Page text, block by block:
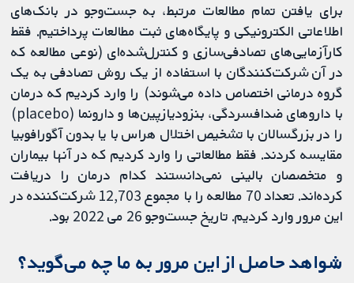
برای یافتن تمام مطالعات مرتبط، به جست‌وجو در بانک‌های
اطلاعاتی الکترونیکی و پایگاه‌های ثبت مطالعات پرداختیم. فقط
کارآزمایی‌های تصادفی‌سازی و کنترل‌شده‌ای (نوعی مطالعه که
در آن شرکت‌کنندگان با استفاده از یک روش تصادفی به یک
گروه درمانی اختصاص داده می‌شوند) را وارد کردیم که درمان
با داروهای ضدافسردگی، بنزودیازپین‌ها و دارونما (placebo)
را در بزرگسالان با تشخیص اختلال هراس با یا بدون آگورافوبیا
مقایسه کردند. فقط مطالعاتی را وارد کردیم که در آنها بیماران
و متخصصان بالینی نمی‌دانستند کدام درمان را دریافت
کرده‌اند. تعداد 70 مطالعه را با مجموع 12,703 شرکت‌کننده در
این مرور وارد کردیم. تاریخ جست‌وجو 26 می ‌2022 بود.
شواهد حاصل از این مرور به ما چه می‌گوید؟